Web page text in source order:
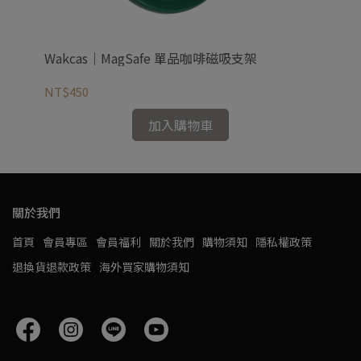
Wakcas｜MagSafe 單品咖啡磁吸支架
NT$450
加入購物車
關於我們
首頁 會員專區 會員福利 關於我們 購物須知 隱私權政策
退換貨退款政策 海外買家購物須知